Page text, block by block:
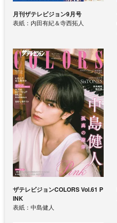
月刊ザテレビジョン9月号
表紙：内田有紀＆寺西拓人
ザテレビジョンCOLORS Vol.61 P
INK
表紙：中島健人